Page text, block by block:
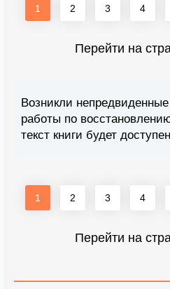
1 2 3 4
Перейти на
Возникли
работы по
текст книги будет доступен
1 2 3 4
Перейти на